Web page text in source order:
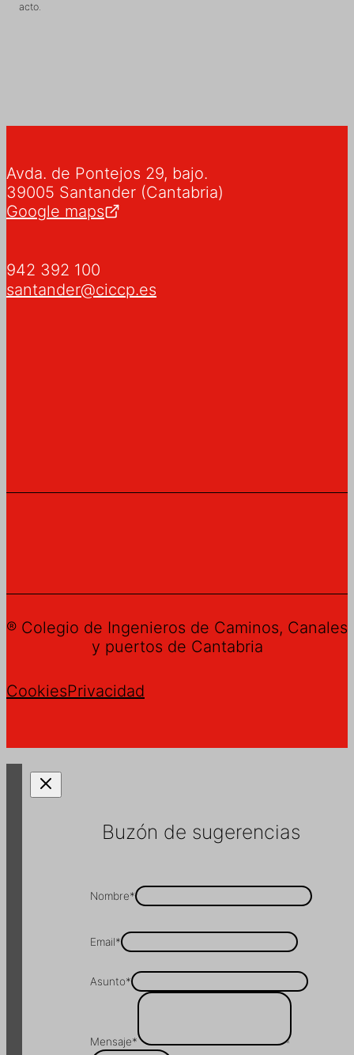
acto.
Avda. de Pontejos 29, bajo.
39005 Santander (Cantabria)
Google maps
942 392 100
santander@ciccp.es
® Colegio de Ingenieros de Caminos, Canales
y puertos de Cantabria
CookiesPrivacidad
Buzón de sugerencias
Nombre*
Email*
Asunto*
Mensaje*